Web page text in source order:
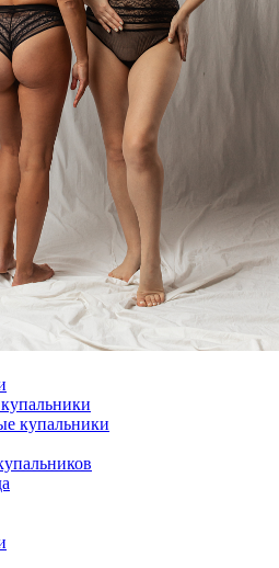
купальники